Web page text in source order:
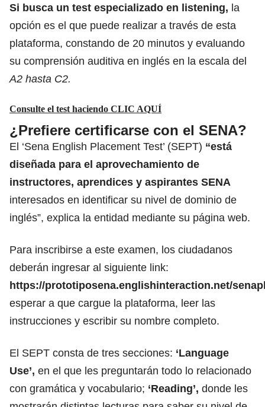
Si busca un test especializado en listening, la
opción es el que puede realizar a través de esta
plataforma, constando de 20 minutos y evaluando
su comprensión auditiva en inglés en la escala del
A2 hasta C2.
Consulte el test haciendo CLIC AQUÍ
¿Prefiere certificarse con el SENA?
El ‘Sena English Placement Test’ (SEPT) “está
diseñada para el aprovechamiento de
instructores, aprendices y aspirantes SENA
interesados en identificar su nivel de dominio de
inglés”, explica la entidad mediante su página web.
Para inscribirse a este examen, los ciudadanos
deberán ingresar al siguiente link:
https://prototiposena.englishinteraction.net/
esperar a que cargue la plataforma, leer las
instrucciones y escribir su nombre completo.
El SEPT consta de tres secciones: ‘Language
Use’, en el que les preguntarán todo lo relacionado
con gramática y vocabulario; ‘Reading’, donde les